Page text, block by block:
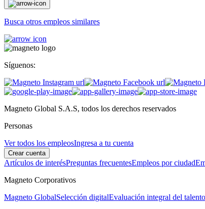
Busca otros empleos similares
Síguenos:
Magneto Global S.A.S, todos los derechos reservados
Personas
Ver todos los empleosIngresa a tu cuenta
Crear cuenta
Artículos de interésPreguntas frecuentesEmpleos por ciudad
Magneto Corporativos
Magneto GlobalSelección digitalEvaluación integral del talento